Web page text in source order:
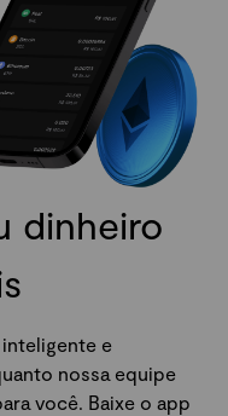
dinheiro
e
nossa equipe
você. Baixe o app